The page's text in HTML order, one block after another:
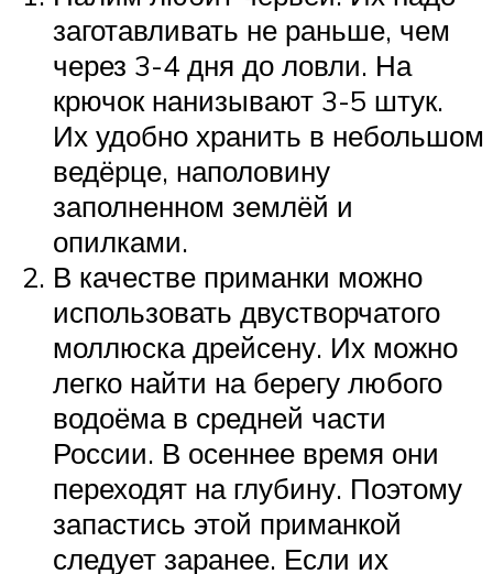
заготавливать не раньше, чем
через 3-4 дня до ловли. На
крючок нанизывают 3-5 штук.
Их удобно хранить в небольшом
ведёрце, наполовину
заполненном землёй и
опилками.
В качестве приманки можно
использовать двустворчатого
моллюска дрейсену. Их можно
легко найти на берегу любого
водоёма в средней части
России. В осеннее время они
переходят на глубину. Поэтому
запастись этой приманкой
следует заранее. Если их